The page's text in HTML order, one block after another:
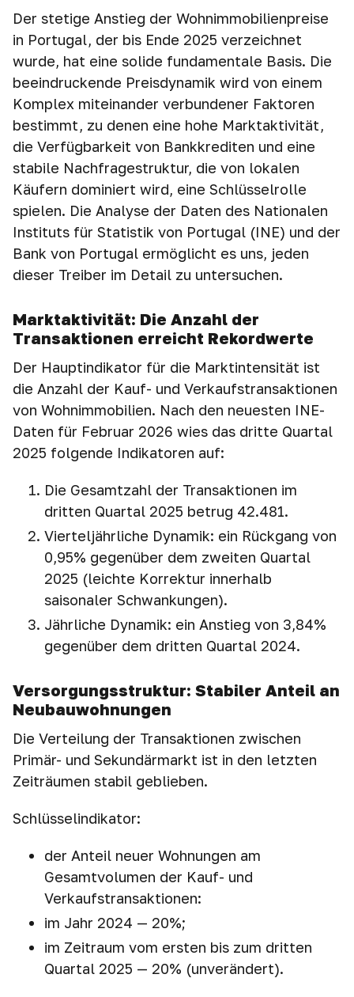
Der stetige Anstieg der Wohnimmobilienpreise
in Portugal, der bis Ende 2025 verzeichnet
wurde, hat eine solide fundamentale Basis. Die
beeindruckende Preisdynamik wird von einem
Komplex miteinander verbundener Faktoren
bestimmt, zu denen eine hohe Marktaktivität,
die Verfügbarkeit von Bankkrediten und eine
stabile Nachfragestruktur, die von lokalen
Käufern dominiert wird, eine Schlüsselrolle
spielen. Die Analyse der Daten des Nationalen
Instituts für Statistik von Portugal (INE) und der
Bank von Portugal ermöglicht es uns, jeden
dieser Treiber im Detail zu untersuchen.
Marktaktivität: Die Anzahl der
Transaktionen erreicht Rekordwerte
Der Hauptindikator für die Marktintensität ist
die Anzahl der Kauf- und Verkaufstransaktionen
von Wohnimmobilien. Nach den neuesten INE-
Daten für Februar 2026 wies das dritte Quartal
2025 folgende Indikatoren auf:
Die Gesamtzahl der Transaktionen im
dritten Quartal 2025 betrug 42.481.
Vierteljährliche Dynamik: ein Rückgang von
0,95% gegenüber dem zweiten Quartal
2025 (leichte Korrektur innerhalb
saisonaler Schwankungen).
Jährliche Dynamik: ein Anstieg von 3,84%
gegenüber dem dritten Quartal 2024.
Versorgungsstruktur: Stabiler Anteil an
Neubauwohnungen
Die Verteilung der Transaktionen zwischen
Primär- und Sekundärmarkt ist in den letzten
Zeiträumen stabil geblieben.
Schlüsselindikator:
der Anteil neuer Wohnungen am
Gesamtvolumen der Kauf- und
Verkaufstransaktionen:
im Jahr 2024 — 20%;
im Zeitraum vom ersten bis zum dritten
Quartal 2025 — 20% (unverändert).